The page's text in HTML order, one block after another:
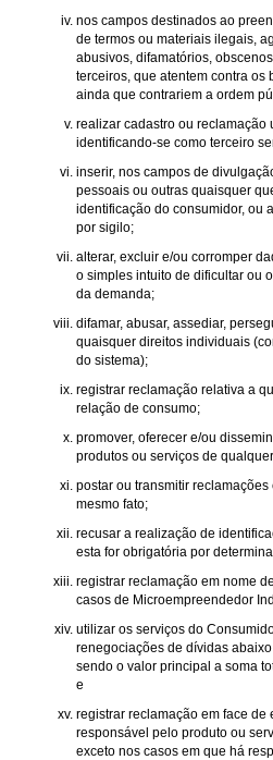
nos campos destinados ao
de termos ou materiais ilegais,
abusivos, difamatórios,
terceiros, que atentem contra os
ainda que contrariem a ordem
realizar cadastro ou reclamação
identificando-se como terceiro
inserir, nos campos de
pessoais ou outras quaisquer
identificação do consumidor, ou
por sigilo;
alterar, excluir e/ou corromper
o simples intuito de dificultar ou
da demanda;
difamar, abusar, assediar,
quaisquer direitos individuais
do sistema);
registrar reclamação relativa a
relação de consumo;
promover, oferecer e/ou
produtos ou serviços de
postar ou transmitir
mesmo fato;
recusar a realização de
esta for obrigatória por
registrar reclamação em nome
casos de Microempreendedor
utilizar os serviços do
renegociações de dívidas
sendo o valor principal a soma
e
registrar reclamação em face de
responsável pelo produto ou
exceto nos casos em que há